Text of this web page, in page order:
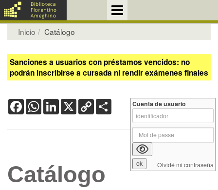
Inicio Catálogo
Sanciones a usuarios con préstamos vencidos: no
podrán inscribirse a cursada ni rendir exámenes finales
FacebookWhatsApp
LinkedIn
X Copy
Link
Catálogo
Cuenta de usuario
Olvidé mi contraseña